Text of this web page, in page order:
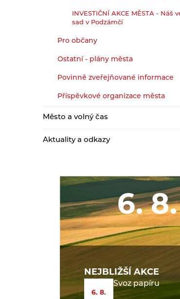
INVESTIČNÍ AKCE MĚSTA - Náš
sad v Podzámčí
Pro občany
Ostatní - plány města
Povinně zveřejňované informace
Příspěvkové organizace města
Město a volný čas
Aktuality a odkazy
6. 8.
NEJBLIŽŠÍ AKCE
6. 8.
Svoz papíru